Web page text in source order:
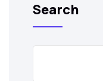
Search